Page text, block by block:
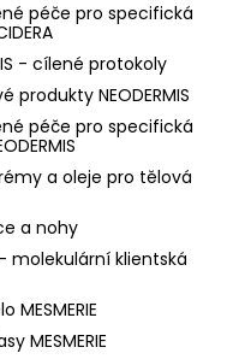
péče pro specifická
- cílené protokoly
produkty NEODERMIS
péče pro specifická
a oleje pro tělová
a nohy
- molekulární klientská
MESMERIE
MESMERIE